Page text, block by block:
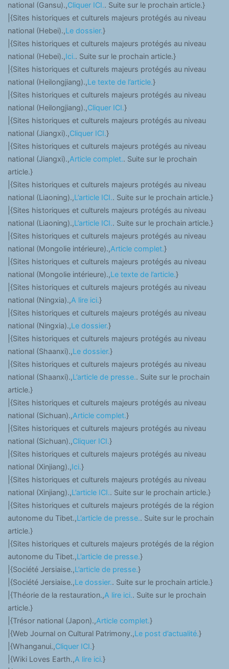
national (Gansu).,Cliquer ICI.. Suite sur le prochain article.}
|{Sites historiques et culturels majeurs protégés au niveau
national (Hebei).,Le dossier.}
|{Sites historiques et culturels majeurs protégés au niveau
national (Hebei).,Ici.. Suite sur le prochain article.}
|{Sites historiques et culturels majeurs protégés au niveau
national (Heilongjiang).,Le texte de l’article.}
|{Sites historiques et culturels majeurs protégés au niveau
national (Heilongjiang).,Cliquer ICI.}
|{Sites historiques et culturels majeurs protégés au niveau
national (Jiangxi).,Cliquer ICI.}
|{Sites historiques et culturels majeurs protégés au niveau
national (Jiangxi).,Article complet.. Suite sur le prochain
article.}
|{Sites historiques et culturels majeurs protégés au niveau
national (Liaoning).,L’article ICI.. Suite sur le prochain article.}
|{Sites historiques et culturels majeurs protégés au niveau
national (Liaoning).,L’article ICI.. Suite sur le prochain article.}
|{Sites historiques et culturels majeurs protégés au niveau
national (Mongolie intérieure).,Article complet.}
|{Sites historiques et culturels majeurs protégés au niveau
national (Mongolie intérieure).,Le texte de l’article.}
|{Sites historiques et culturels majeurs protégés au niveau
national (Ningxia).,A lire ici.}
|{Sites historiques et culturels majeurs protégés au niveau
national (Ningxia).,Le dossier.}
|{Sites historiques et culturels majeurs protégés au niveau
national (Shaanxi).,Le dossier.}
|{Sites historiques et culturels majeurs protégés au niveau
national (Shaanxi).,L’article de presse.. Suite sur le prochain
article.}
|{Sites historiques et culturels majeurs protégés au niveau
national (Sichuan).,Article complet.}
|{Sites historiques et culturels majeurs protégés au niveau
national (Sichuan).,Cliquer ICI.}
|{Sites historiques et culturels majeurs protégés au niveau
national (Xinjiang).,Ici.}
|{Sites historiques et culturels majeurs protégés au niveau
national (Xinjiang).,L’article ICI.. Suite sur le prochain article.}
|{Sites historiques et culturels majeurs protégés de la région
autonome du Tibet.,L’article de presse.. Suite sur le prochain
article.}
|{Sites historiques et culturels majeurs protégés de la région
autonome du Tibet.,L’article de presse.}
|{Société Jersiaise.,L’article de presse.}
|{Société Jersiaise.,Le dossier.. Suite sur le prochain article.}
|{Théorie de la restauration.,A lire ici.. Suite sur le prochain
article.}
|{Trésor national (Japon).,Article complet.}
|{Web Journal on Cultural Patrimony.,Le post d’actualité.}
|{Whanganui.,Cliquer ICI.}
|{Wiki Loves Earth.,A lire ici.}